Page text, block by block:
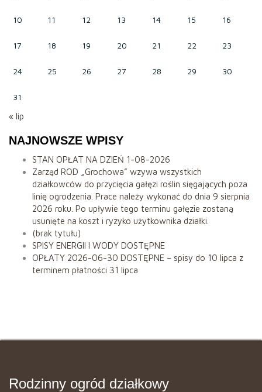
10 11 12 13 14 15 16
17 18 19 20 21 22 23
24 25 26 27 28 29 30
31
« lip
NAJNOWSZE WPISY
STAN OPŁAT NA DZIEŃ 1-08-2026
Zarząd ROD „Grochowa” wzywa wszystkich
działkowców do przycięcia gałęzi roślin sięgających poza
linię ogrodzenia. Prace należy wykonać do dnia 9 sierpnia
2026 roku. Po upływie tego terminu gałęzie zostaną
usunięte na koszt i ryzyko użytkownika działki.
(brak tytułu)
SPISY ENERGII I WODY DOSTĘPNE
OPŁATY 2026-06-30 DOSTĘPNE – spisy do 10 lipca z
terminem płatności 31 lipca
Rodzinny ogród działkowy